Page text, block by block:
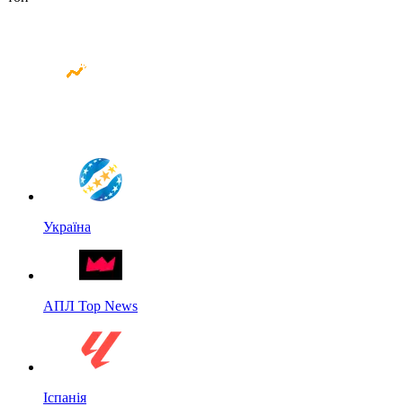
Україна
АПЛ Top News
Іспанія